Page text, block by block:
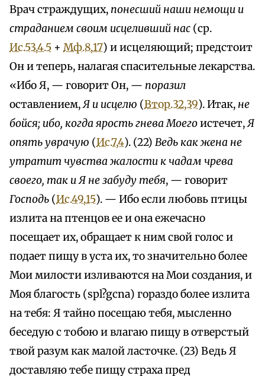
Врач страждущих, понесший наши немощи и
страданием своим исцеливший нас (ср.
Ис.53,4.5 + Мф.8,17) и исцеляющий; предстоит
Он и теперь, налагая спасительные лекарства.
«Ибо Я, — говорит Он, — поразил
оставлением,Я и исцелю (Втор.32,39). Итак, не
бойся; ибо, когда ярость гнева Моегоистечет,Я
опять уврачую (Ис.7,4). (22) Ведь как жена не
утратит чувства жалости к чадам чрева
своего, так и Я не забуду тебя, — говорит
Господь (Ис.49,15). — Ибо если любовь птицы
излита на птенцов ее и она ежечасно
посещает их, обращает к ним свой голос и
подает пищу в уста их, то значительно более
Мои милости изливаются на Мои создания, и
Моя благость (spl?gcna) гораздо более излита
на тебя: Я тайно посещаю тебя, мысленно
беседую с тобою и влагаю пищу в отверстый
твой разум как малой ласточке. (23) Ведь Я
доставляю тебе пищу страха пред